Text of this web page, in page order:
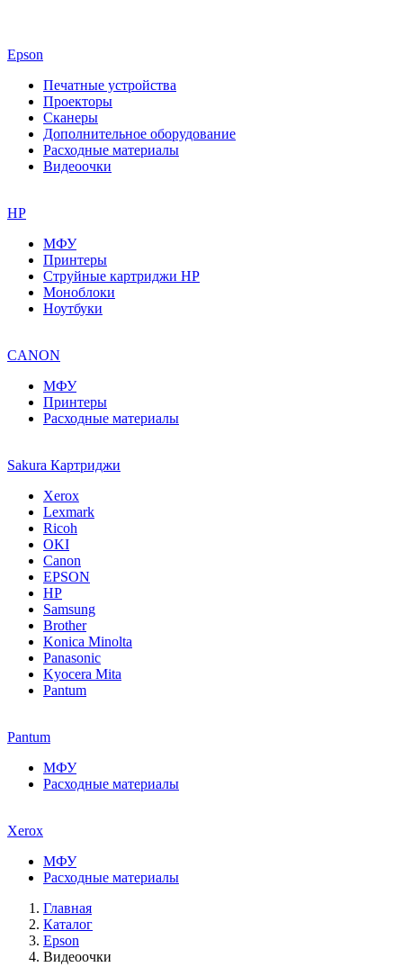
Epson
Печатные устройства
Проекторы
Сканеры
Дополнительное оборудование
Расходные материалы
Видеоочки
HP
МФУ
Принтеры
Струйные картриджи HP
Моноблоки
Ноутбуки
CANON
МФУ
Принтеры
Расходные материалы
Sakura Картриджи
Xerox
Lexmark
Ricoh
OKI
Canon
EPSON
HP
Samsung
Brother
Konica Minolta
Panasonic
Kyocera Mita
Pantum
Pantum
МФУ
Расходные материалы
Xerox
МФУ
Расходные материалы
Главная
Каталог
Epson
Видеоочки